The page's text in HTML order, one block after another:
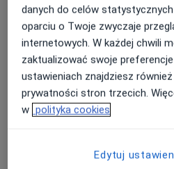
Powiększ
Dostępność
W tym gabinecie nie można
internet
Co mam zrobić w tej sytuacji?
Pokaż o
danych do celów
oparciu o Twoje zwyczaje
internetowych. W każdej chwili
zaktualizować swoje
ustawieniach znajdziesz
prywatności stron trzecich.
w polityka cookies
Edytuj